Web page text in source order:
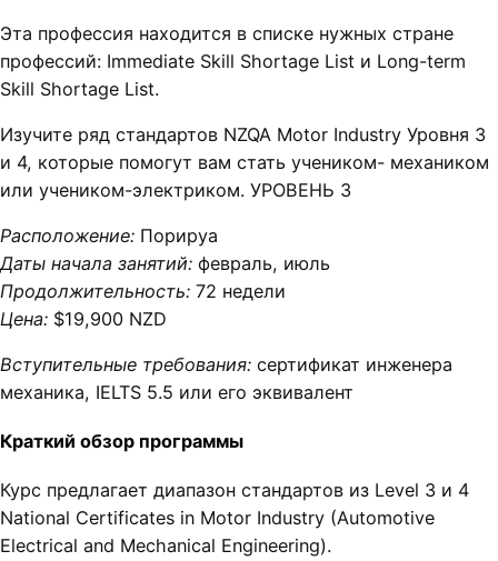
Эта профессия находится в списке нужных стране
профессий: Immediate Skill Shortage List и Long-term
Skill Shortage List.
Изучите ряд стандартов NZQA Motor Industry Уровня 3
и 4, которые помогут вам стать учеником- механиком
или учеником-электриком. УРОВЕНЬ 3
Расположение: Порируа
Даты начала занятий: февраль, июль
Продолжительность: 72 недели
Цена: $19,900 NZD
Вступительные требования: сертификат инженера
механика, IELTS 5.5 или его эквивалент
Краткий обзор программы
Курс предлагает диапазон стандартов из Level 3 и 4
National Certificates in Motor Industry (Automotive
Electrical and Mechanical Engineering).